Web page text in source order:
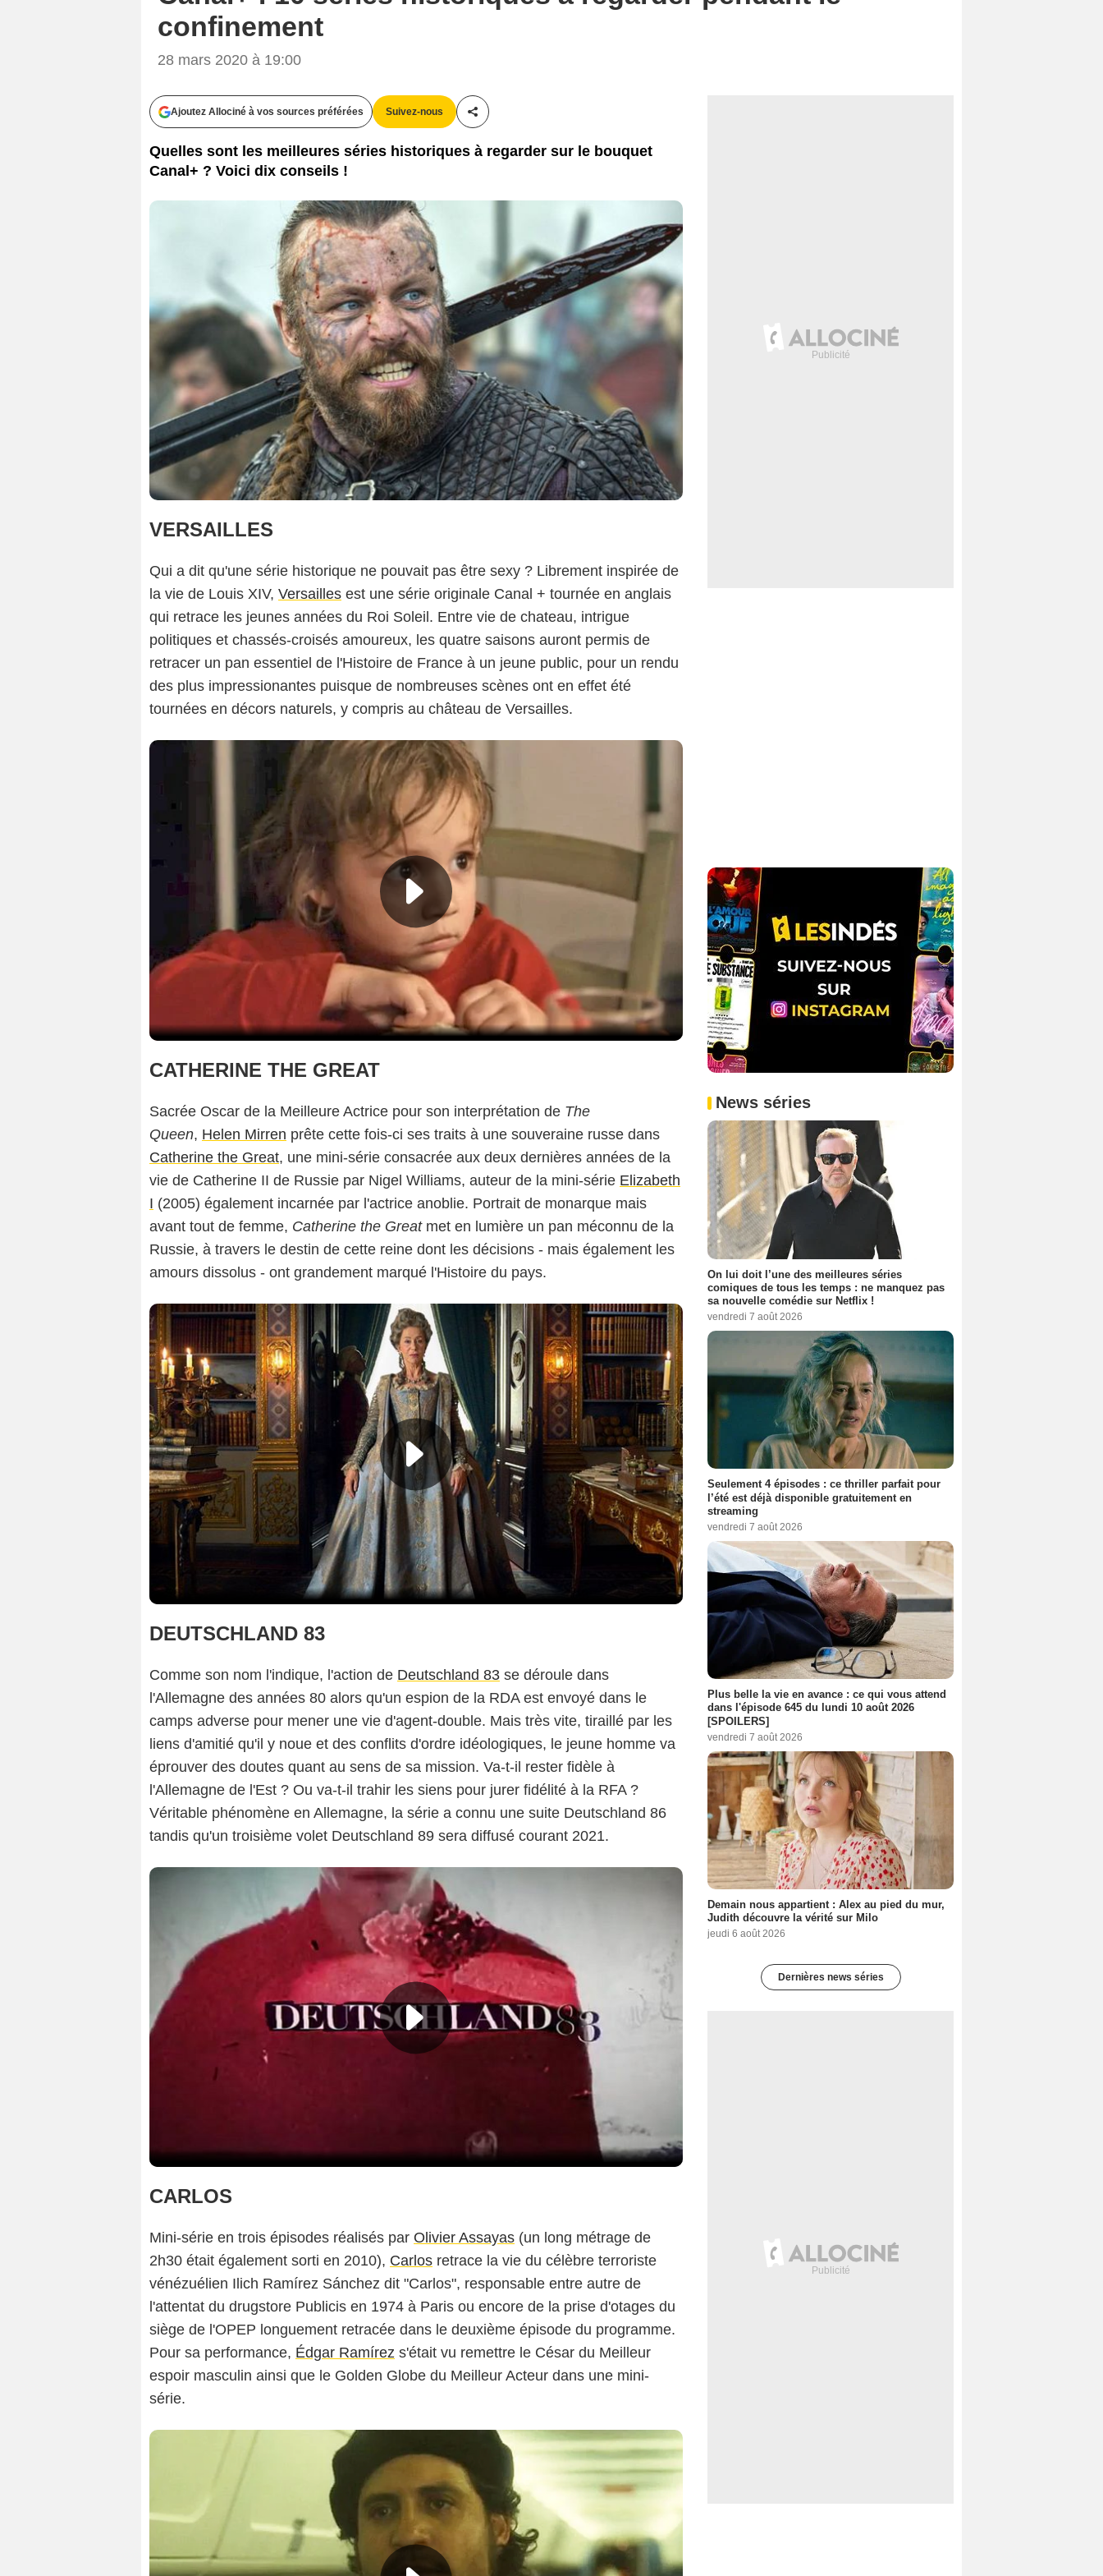
confinement
28 mars 2020 à 19:00
Ajoutez Allociné à vos sources préférées Suivez-nous
Partager cet article
Quelles sont les meilleures séries historiques à regarder sur le bouquet
Canal+ ? Voici dix conseils !
VERSAILLES
Qui a dit qu'une série historique ne pouvait pas être sexy ? Librement inspirée de
la vie de Louis XIV, Versailles est une série originale Canal + tournée en anglais
qui retrace les jeunes années du Roi Soleil. Entre vie de chateau, intrigue
politiques et chassés-croisés amoureux, les quatre saisons auront permis de
retracer un pan essentiel de l'Histoire de France à un jeune public, pour un rendu
des plus impressionantes puisque de nombreuses scènes ont en effet été
tournées en décors naturels, y compris au château de Versailles.
CATHERINE THE GREAT
Sacrée Oscar de la Meilleure Actrice pour son interprétation de The
Queen, Helen Mirren prête cette fois-ci ses traits à une souveraine russe dans
Catherine the Great, une mini-série consacrée aux deux dernières années de la
vie de Catherine II de Russie par Nigel Williams, auteur de la mini-série Elizabeth
I (2005) également incarnée par l'actrice anoblie. Portrait de monarque mais
avant tout de femme, Catherine the Greatmet en lumière un pan méconnu de la
Russie, à travers le destin de cette reine dont les décisions - mais également les
amours dissolus - ont grandement marqué l'Histoire du pays.
DEUTSCHLAND 83
Comme son nom l'indique, l'action de Deutschland 83 se déroule dans
l'Allemagne des années 80 alors qu'un espion de la RDA est envoyé dans le
camps adverse pour mener une vie d'agent-double. Mais très vite, tiraillé par les
liens d'amitié qu'il y noue et des conflits d'ordre idéologiques, le jeune homme va
éprouver des doutes quant au sens de sa mission. Va-t-il rester fidèle à
l'Allemagne de l'Est ? Ou va-t-il trahir les siens pour jurer fidélité à la RFA ?
Véritable phénomène en Allemagne, la série a connu une suite Deutschland 86
tandis qu'un troisième volet Deutschland 89 sera diffusé courant 2021.
CARLOS
Mini-série en trois épisodes réalisés par Olivier Assayas (un long métrage de
2h30 était également sorti en 2010), Carlos retrace la vie du célèbre terroriste
vénézuélien Ilich Ramírez Sánchez dit "Carlos", responsable entre autre de
l'attentat du drugstore Publicis en 1974 à Paris ou encore de la prise d'otages du
siège de l'OPEP longuement retracée dans le deuxième épisode du programme.
Pour sa performance, Édgar Ramírez s'était vu remettre le César du Meilleur
espoir masculin ainsi que le Golden Globe du Meilleur Acteur dans une mini-
série.
News séries
On lui doit l’une des meilleures séries
comiques de tous les temps : ne manquez pas
sa nouvelle comédie sur Netflix !
vendredi 7 août 2026
Seulement 4 épisodes : ce thriller parfait pour
l’été est déjà disponible gratuitement en
streaming
vendredi 7 août 2026
Plus belle la vie en avance : ce qui vous attend
dans l'épisode 645 du lundi 10 août 2026
[SPOILERS]
vendredi 7 août 2026
Demain nous appartient : Alex au pied du mur,
Judith découvre la vérité sur Milo
jeudi 6 août 2026
Dernières news séries